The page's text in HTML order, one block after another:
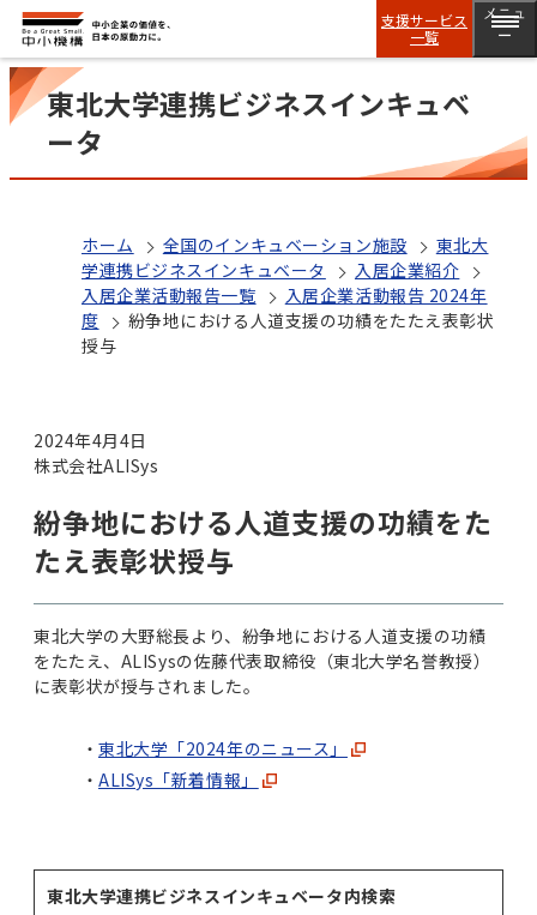
支援サービス
一覧
メニュ
ー
東北大学連携ビジネスインキュベ
ータ
ホーム 全国のインキュベーション施設
東北大
学連携ビジネスインキュベータ
入居企業紹介
入居企業活動報告一覧
入居企業活動報告 2024年
度
紛争地における人道支援の功績をたたえ表彰状
授与
2024年4月4日
株式会社ALISys
紛争地における人道支援の功績をた
たえ表彰状授与
東北大学の大野総長より、紛争地における人道支援の功績
をたたえ、ALISysの佐藤代表取締役（東北大学名誉教授）
に表彰状が授与されました。
東北大学「2024年のニュース」
ALISys「新着情報」
東北大学連携ビジネスインキュベータ内検索